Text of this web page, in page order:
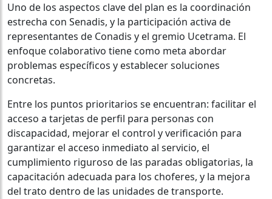
Uno de los aspectos clave del plan es la coordinación
estrecha con Senadis, y la participación activa de
representantes de Conadis y el gremio Ucetrama. El
enfoque colaborativo tiene como meta abordar
problemas específicos y establecer soluciones
concretas.
Entre los puntos prioritarios se encuentran: facilitar el
acceso a tarjetas de perfil para personas con
discapacidad, mejorar el control y verificación para
garantizar el acceso inmediato al servicio, el
cumplimiento riguroso de las paradas obligatorias, la
capacitación adecuada para los choferes, y la mejora
del trato dentro de las unidades de transporte.